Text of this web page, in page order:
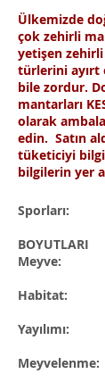
Ülkemizde
çok zehirli
yetişen
türlerini ayırt
bile zordur.
mantarları
olarak
edin. Satın
tüketiciyi
bilgilerin yer
Sporları:
BOYUTLARI​
Meyve:
Habitat:
Yayılımı:
Meyvelenme: